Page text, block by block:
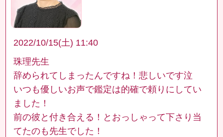
2022/10/15(土) 11:40
珠理先生
辞められてしまったんですね！悲しいです泣
いつも優しいお声で鑑定は的確で頼りにしてい
ました！
前の彼と付き合える！とおっしゃって下さり当
てたのも先生でした！